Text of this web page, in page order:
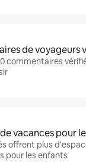
de voyageurs
commentaires
vacances pour
offrent plus
pour les enfants